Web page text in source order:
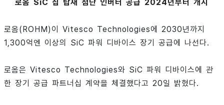
로옴 SiC 칩 탑재 첨단 인버터 공급 2024년부터 개시
로옴(ROHM)이 Vitesco Technologies에 2030년까지
1,300억엔 이상의 SiC 파워 디바이스 장기 공급에 나선다.
로옴은 Vitesco Technologies와 SiC 파워 디바이스에 관
한 장기 공급 파트너십 계약을 체결했다고 20일 밝혔다.